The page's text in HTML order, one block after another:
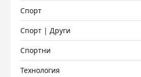
Спорт
Спорт | Други
Спортни
Технология